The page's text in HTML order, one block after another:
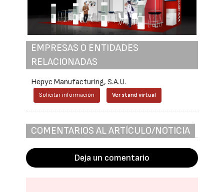
EMPRESAS O ENTIDADES
RELACIONADAS
Hepyc Manufacturing, S.A.U.
Solicitar información Ver stand virtual
COMENTARIOS AL ARTÍCULO/NOTICIA
Deja un comentario